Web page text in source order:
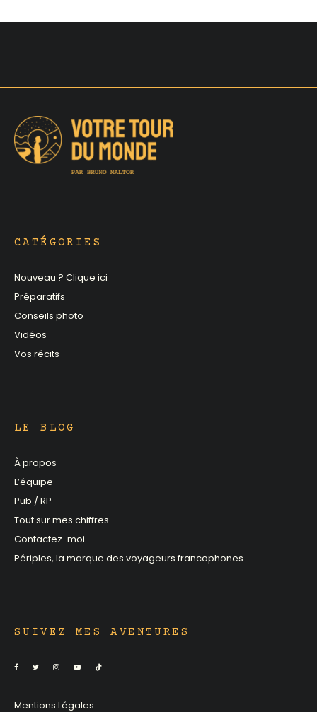
CATÉGORIES
Nouveau ? Clique ici
Préparatifs
Conseils photo
Vidéos
Vos récits
LE BLOG
À propos
L’équipe
Pub / RP
Tout sur mes chiffres
Contactez-moi
Périples, la marque des voyageurs francophones
SUIVEZ MES AVENTURES
Mentions Légales